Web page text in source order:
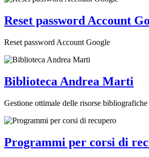
Reset password Account
Reset password Account Google
Biblioteca Andrea Marti
Gestione ottimale delle risorse bibliografiche
Programmi per corsi di